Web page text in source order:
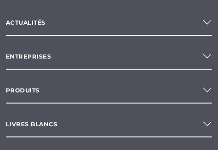
ACTUALITÉS
ENTREPRISES
PRODUITS
LIVRES BLANCS